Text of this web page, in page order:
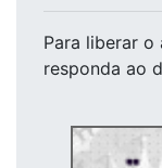
Para liberar o
responda ao